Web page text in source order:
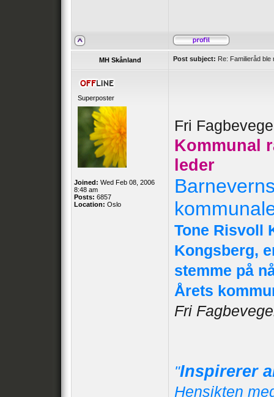
MH Skånland Post subject: Re: Familieråd
Superposter
Joined: Wed Feb 08, 2006
8:48 am
Posts: 6857
Location: Oslo
Fri
Kommunal
leder
Tone Risvoll
Kongsberg,
stemme på
Årets
Fri
"Inspirerer
Hensikten